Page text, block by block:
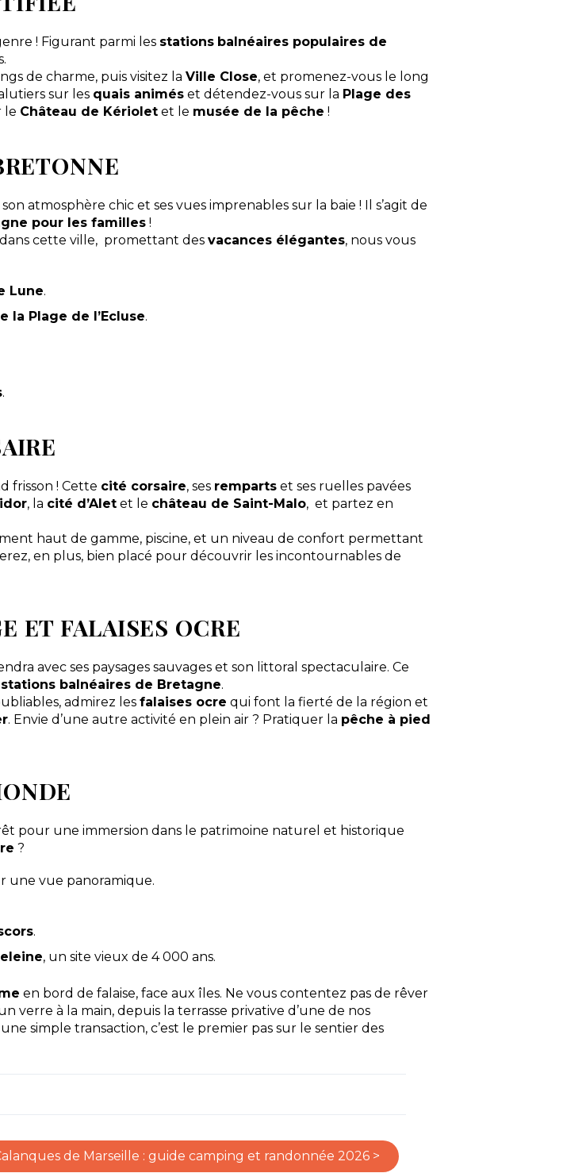
! Figurant parmi les stations balnéaires populaires de
de charme, puis visitez laVille Close, et promenez-vous le long
sur les quais animés et détendez-vous sur la Plage des
le Château de Kériolet et le musée de la pêche !
son atmosphère chic et ses vues imprenables sur la baie ! Il s’agit de
pour les familles !
cette ville, promettant desvacances élégantes, nous vous
Lune.
la Plage de l’Ecluse.
.
frisson ! Cette cité corsaire, ses remparts et ses ruelles pavées
, la cité d’Alet et le château de Saint-Malo, et partez en
haut de gamme, piscine, et un niveau de confort permettant
en plus, bien placé pour découvrir les incontournables de
ET FALAISES OCRE
avec ses paysages sauvages et son littoral spectaculaire. Ce
balnéaires de Bretagne.
admirez lesfalaises ocre qui font la fierté de la région et
. Envie d’une autre activité en plein air ? Pratiquer la pêche à pied
pour une immersion dans le patrimoine naturel et historique
?
une vue panoramique.
.
, un site vieux de 4 000 ans.
en bord de falaise, face aux îles. Ne vous contentez pas de rêver
verre à la main, depuis la terrasse privative d’une de nos
simple transaction, c’est le premier pas sur le sentier des
de Marseille : guide camping et randonnée 2026 >